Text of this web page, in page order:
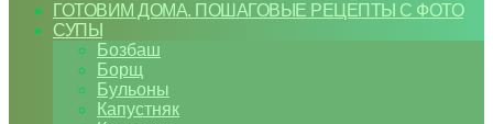
ГОТОВИМ ДОМА. ПОШАГОВЫЕ РЕЦЕПТЫ С ФОТО
СУПЫ
Бозбаш
Борщ
Бульоны
Капустняк